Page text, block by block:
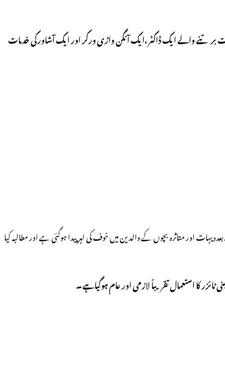
برتنے والے ایک ڈاکٹر ،ایک آنگن واڑی ورکر اور ایک آشاورکی خدمات
اور متاثرہ بچوں کے والدین میں خوف کی لہر پیدا ہوگئی ہے اور مطالبہ کیا
کا استعمال تقریباً لازمی اور عام ہوگیاہے۔